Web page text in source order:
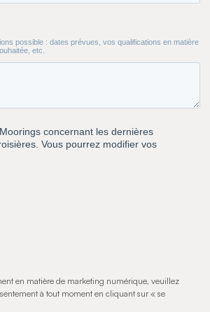
en matière de marketing numérique, veuillez
à tout moment en cliquant sur « se